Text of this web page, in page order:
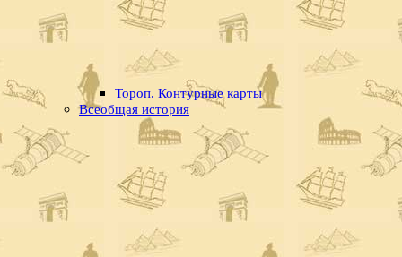
Тороп. Контурные карты
Всеобщая история